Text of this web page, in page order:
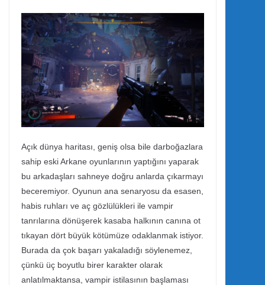
Açık dünya haritası, geniş olsa bile darboğazlara
sahip eski Arkane oyunlarının yaptığını yaparak
bu arkadaşları sahneye doğru anlarda çıkarmayı
beceremiyor. Oyunun ana senaryosu da esasen,
habis ruhları ve aç gözlülükleri ile vampir
tanrılarına dönüşerek kasaba halkının canına ot
tıkayan dört büyük kötümüze odaklanmak istiyor.
Burada da çok başarı yakaladığı söylenemez,
çünkü üç boyutlu birer karakter olarak
anlatılmaktansa, vampir istilasının başlaması